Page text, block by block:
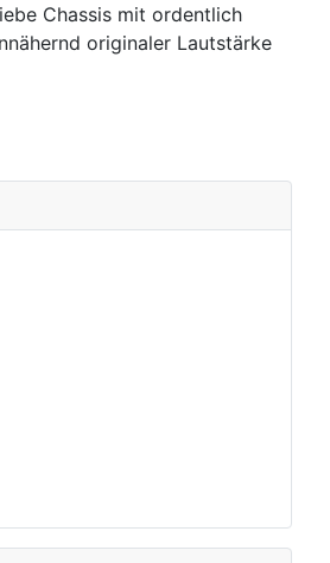
Chassis mit ordentlich
originaler Lautstärke